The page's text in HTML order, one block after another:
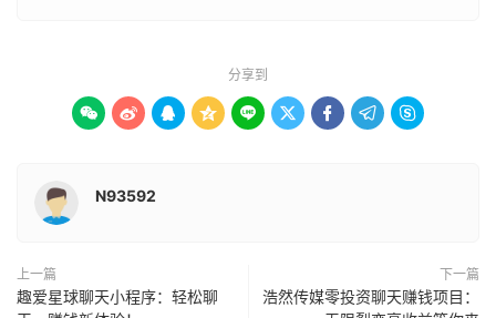
分享到
        
N93592
上一篇
趣爱星球聊天小程序：轻松聊
下一篇
浩然传媒零投资聊天赚钱项目：